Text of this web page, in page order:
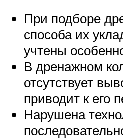
При подборе
способа их
учтены
В дренажном
отсутствует
приводит к его
Нарушена